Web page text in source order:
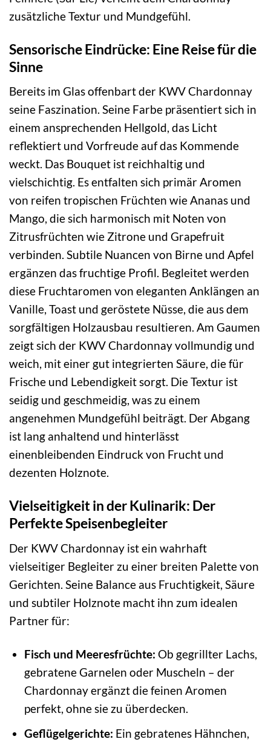
zusätzliche Textur und Mundgefühl.
Sensorische Eindrücke: Eine Reise für die
Sinne
Bereits im Glas offenbart der KWV Chardonnay
seine Faszination. Seine Farbe präsentiert sich in
einem ansprechenden Hellgold, das Licht
reflektiert und Vorfreude auf das Kommende
weckt. Das Bouquet ist reichhaltig und
vielschichtig. Es entfalten sich primär Aromen
von reifen tropischen Früchten wie Ananas und
Mango, die sich harmonisch mit Noten von
Zitrusfrüchten wie Zitrone und Grapefruit
verbinden. Subtile Nuancen von Birne und Apfel
ergänzen das fruchtige Profil. Begleitet werden
diese Fruchtaromen von eleganten Anklängen an
Vanille, Toast und geröstete Nüsse, die aus dem
sorgfältigen Holzausbau resultieren. Am Gaumen
zeigt sich der KWV Chardonnay vollmundig und
weich, mit einer gut integrierten Säure, die für
Frische und Lebendigkeit sorgt. Die Textur ist
seidig und geschmeidig, was zu einem
angenehmen Mundgefühl beiträgt. Der Abgang
ist lang anhaltend und hinterlässt
einenbleibenden Eindruck von Frucht und
dezenten Holznote.
Vielseitigkeit in der Kulinarik: Der
Perfekte Speisenbegleiter
Der KWV Chardonnay ist ein wahrhaft
vielseitiger Begleiter zu einer breiten Palette von
Gerichten. Seine Balance aus Fruchtigkeit, Säure
und subtiler Holznote macht ihn zum idealen
Partner für:
Fisch und Meeresfrüchte: Ob gegrillter Lachs,
gebratene Garnelen oder Muscheln – der
Chardonnay ergänzt die feinen Aromen
perfekt, ohne sie zu überdecken.
Geflügelgerichte: Ein gebratenes Hähnchen,